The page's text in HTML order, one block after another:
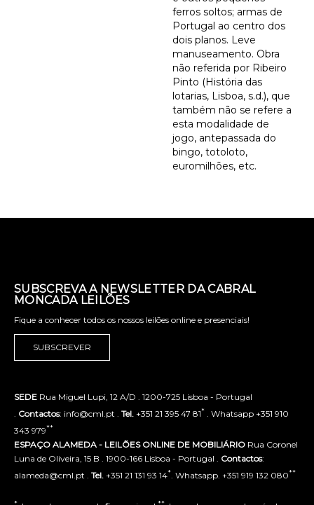
ferros soltos; armas de
Portugal ao centro dos
dois planos. Leve
manuseamento. Obra
não referida por Ribeiro
Pinto (História das
lotarias, Lisboa, s.d.), que
também não se refere a
esta modalidade de
jogo, antepassada do
bingo, totoloto,
euromilhões, etc.
SUBSCREVA A NEWSLETTER DA CABRAL
MONCADA LEILÕES
Fique a conhecer todos os nossos leilões online e presenciais!
SUBSCREVER
SEDE Rua Miguel Lupi, 12 A/D . 1200-725 Lisboa - Portugal
Contactos: info@cml.pt . Tel. +351 21 395 47 81* . Whatsapp +351 910
343 979**
ESPAÇO ALAMEDA - LEILÕES ONLINE DE MOBILIÁRIO Rua Coronel
Luna de Oliveira, 15 B . 1900-166 Lisboa - Portugal . Contactos:
alameda@cml.pt . Tel. +351 21 131 93 14* . Whatsapp. +351 919 132 080**
* **